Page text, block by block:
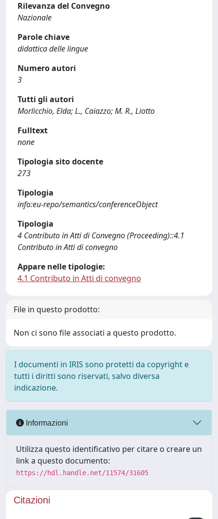
Rilevanza del Convegno
Nazionale
Parole chiave
didattica delle lingue
Numero autori
3
Tutti gli autori
Morlicchio, Elda; L., Caiazzo; M. R., Liotto
Fulltext
none
Tipologia sito docente
273
Tipologia
info:eu-repo/semantics/conferenceObject
Tipologia
4 Contributo in Atti di Convegno (Proceeding)::4.1
Contributo in Atti di convegno
Appare nelle tipologie:
4.1 Contributo in Atti di convegno
File in questo prodotto:
Non ci sono file associati a questo prodotto.
I documenti in IRIS sono protetti da copyright e
tutti i diritti sono riservati, salvo diversa
indicazione.
Informazioni
Utilizza questo identificativo per citare o creare un
link a questo documento:
https://hdl.handle.net/11574/31605
Citazioni